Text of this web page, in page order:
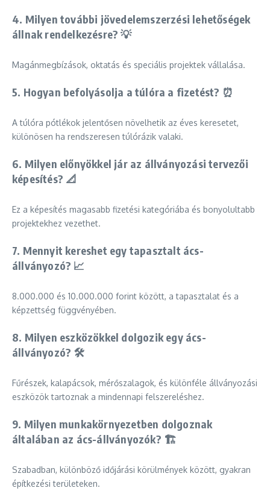
4. Milyen további jövedelemszerzési lehetőségek
állnak rendelkezésre? 💡
Magánmegbízások, oktatás és speciális projektek vállalása.
5. Hogyan befolyásolja a túlóra a fizetést? ⏰
A túlóra pótlékok jelentősen növelhetik az éves keresetet,
különösen ha rendszeresen túlórázik valaki.
6. Milyen előnyökkel jár az állványozási tervezői
képesítés? 📐
Ez a képesítés magasabb fizetési kategóriába és bonyolultabb
projektekhez vezethet.
7. Mennyit kereshet egy tapasztalt ács-
állványozó? 📈
8.000.000 és 10.000.000 forint között, a tapasztalat és a
képzettség függvényében.
8. Milyen eszközökkel dolgozik egy ács-
állványozó? 🛠️
Fűrészek, kalapácsok, mérőszalagok, és különféle állványozási
eszközök tartoznak a mindennapi felszereléshez.
9. Milyen munkakörnyezetben dolgoznak
általában az ács-állványozók? 🏗️
Szabadban, különböző időjárási körülmények között, gyakran
építkezési területeken.